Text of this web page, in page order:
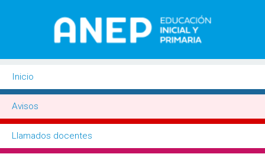
Buscador
Inicio
Avisos
Llamados docentes